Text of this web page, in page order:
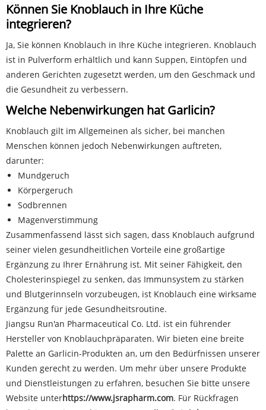
Können Sie Knoblauch in Ihre Küche
integrieren?
Ja, Sie können Knoblauch in Ihre Küche integrieren. Knoblauch
ist in Pulverform erhältlich und kann Suppen, Eintöpfen und
anderen Gerichten zugesetzt werden, um den Geschmack und
die Gesundheit zu verbessern.
Welche Nebenwirkungen hat Garlicin?
Knoblauch gilt im Allgemeinen als sicher, bei manchen
Menschen können jedoch Nebenwirkungen auftreten,
darunter:
Mundgeruch
Körpergeruch
Sodbrennen
Magenverstimmung
Zusammenfassend lässt sich sagen, dass Knoblauch aufgrund
seiner vielen gesundheitlichen Vorteile eine großartige
Ergänzung zu Ihrer Ernährung ist. Mit seiner Fähigkeit, den
Cholesterinspiegel zu senken, das Immunsystem zu stärken
und Blutgerinnseln vorzubeugen, ist Knoblauch eine wirksame
Ergänzung für jede Gesundheitsroutine.
Jiangsu Run'an Pharmaceutical Co. Ltd. ist ein führender
Hersteller von Knoblauchpräparaten. Wir bieten eine breite
Palette an Garlicin-Produkten an, um den Bedürfnissen unserer
Kunden gerecht zu werden. Um mehr über unsere Produkte
und Dienstleistungen zu erfahren, besuchen Sie bitte unsere
Website unterhttps://www.jsrapharm.com. Für Rückfragen